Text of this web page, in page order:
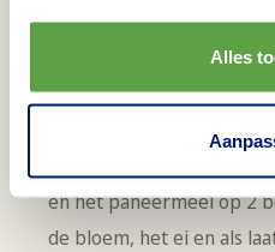
Alles
en houd de tikka masala
Snijd de champignons,
Meng door de
handen4 balletjes van het
en het paneermeel op 2
de bloem, het ei en als